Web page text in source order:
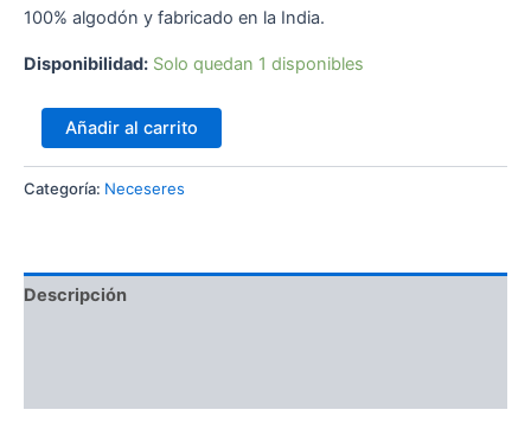
100% algodón y fabricado en la India.
Disponibilidad: Solo quedan 1 disponibles
Añadir al carrito
Categoría: Neceseres
Descripción